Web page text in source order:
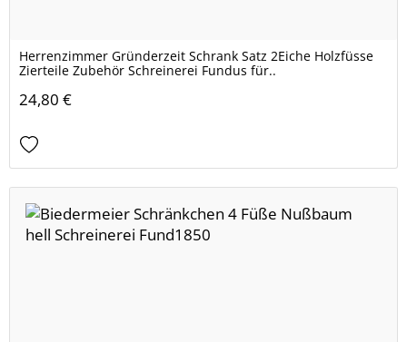
Herrenzimmer Gründerzeit Schrank Satz 2Eiche Holzfüsse
Zierteile Zubehör Schreinerei Fundus für..
24,80 €